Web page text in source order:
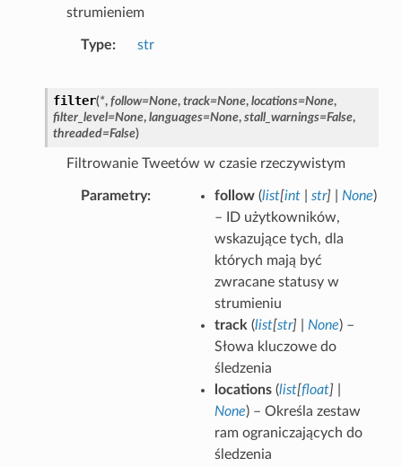
strumieniem
Type str
filter(*, follow=None, track=None, locations=None,
filter_level=None, languages=None, stall_warnings=False,
threaded=False)
Filtrowanie Tweetów w czasie rzeczywistym
Parametry follow(list[int| str] None)
– ID użytkowników,
wskazujące tych, dla
których mają być
zwracane statusy w
strumieniu
track (list[str] None) –
Słowa kluczowe do
śledzenia
locations(list[float]
None) – Określa zestaw
ram ograniczających do
śledzenia